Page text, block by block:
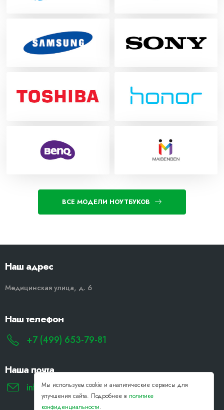
ВСЕ МОДЕЛИ НОУТБУКОВ
Наш адрес
Медицинская улица, д. 6
Наш телефон
+7 (499) 653-79-81
Наша почта
info@remont-noutbukov-pk.ru
Мы используем cookie и аналитические сервисы для
улучшения сайта. Подробнее в политике
конфиденциальности.